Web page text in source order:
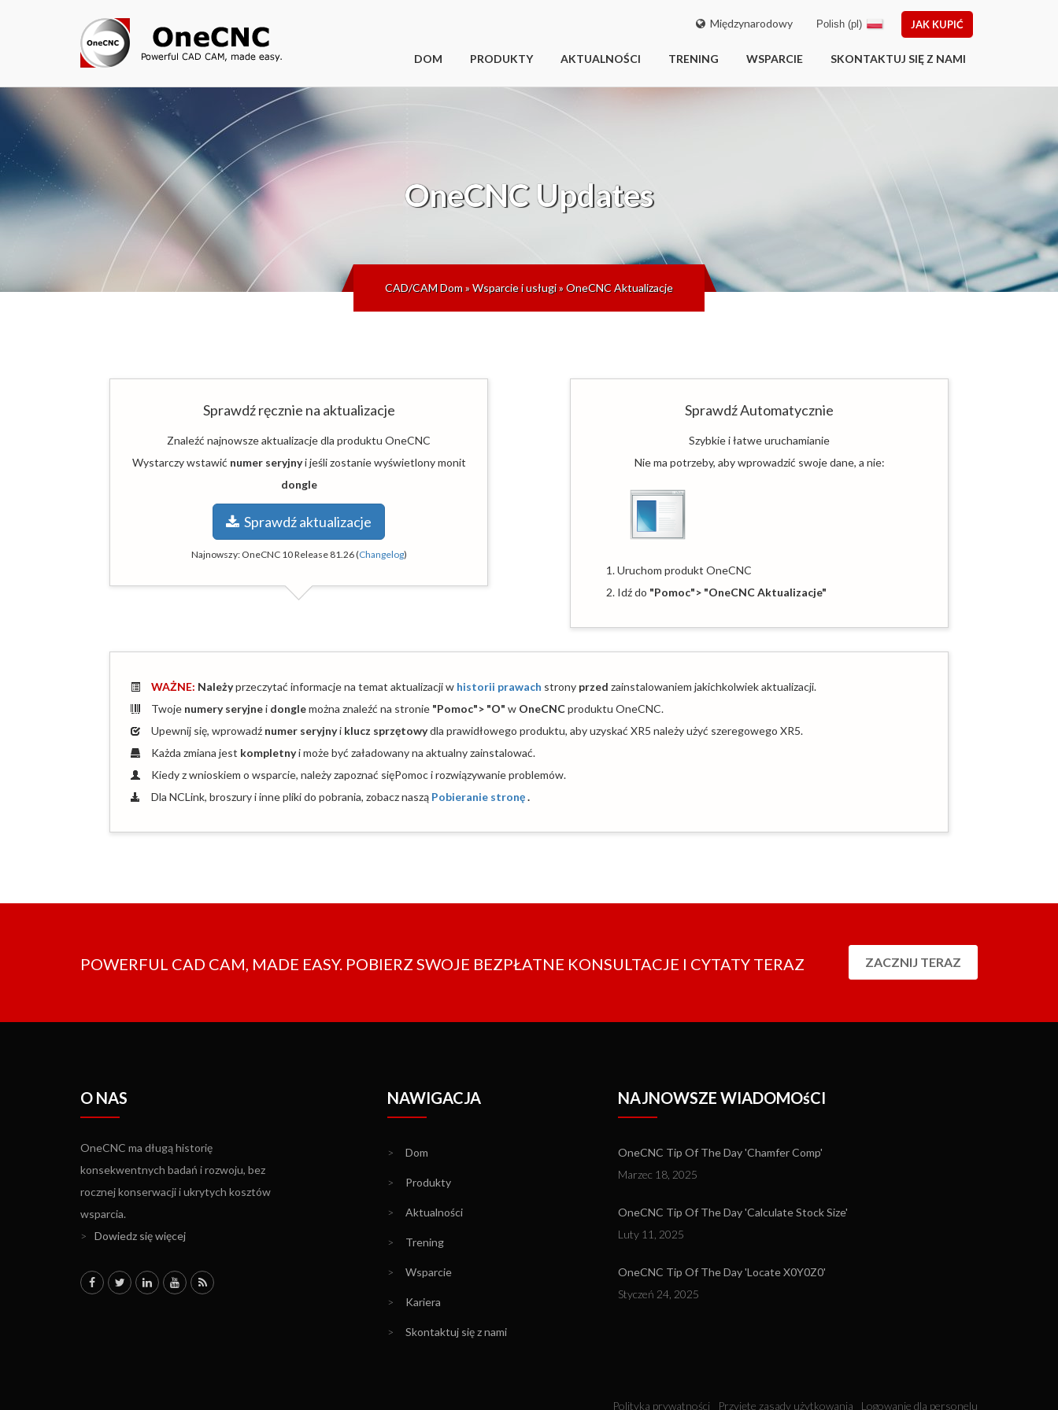
Międzynarodowy JAK KUPIĆ
Polish (pl)
DOM PRODUKTY AKTUALNOŚCI TRENING WSPARCIE SKONTAKTUJ SIĘ Z NAMI
OneCNC Updates
CAD/CAM Dom»Wsparcie i usługi»OneCNC Aktualizacje
Sprawdź Automatycznie
Szybkie i łatwe uruchamianie
Nie ma potrzeby, aby wprowadzić swoje dane, a nie:
1. Uruchom produkt OneCNC
2. Idź do "Pomoc"> "OneCNC Aktualizacje"
Sprawdź ręcznie na aktualizacje
Znaleźć najnowsze aktualizacje dla produktu OneCNC
Wystarczy wstawić numer seryjnyi jeśli zostanie wyświetlony monit
dongle
Sprawdź aktualizacje
Najnowszy: OneCNC 10 Release 81.26(Changelog)
WAŻNE: Należyprzeczytać informacje na temat aktualizacji w historii prawach strony przed zainstalowaniem jakichkolwiek aktualizacji.
Twoje numery seryjnei donglemożna znaleźć na stronie "Pomoc"> "O" w OneCNCproduktu OneCNC.
Upewnij się, wprowadź numer seryjnyi klucz sprzętowydla prawidłowego produktu, aby uzyskać XR5 należy użyć szeregowego XR5.
Każda zmiana jest kompletnyi może być załadowany na aktualny zainstalować.
Kiedy z wnioskiem o wsparcie, należy zapoznać sięPomoc i rozwiązywanie problemów.
Dla NCLink, broszury i inne pliki do pobrania, zobacz naszą Pobieranie stronę.
POWERFUL CAD CAM, MADE EASY. POBIERZ SWOJE BEZPŁATNE KONSULTACJE I CYTATY TERAZ ZACZNIJ TERAZ
O NAS
OneCNC ma długą historię
konsekwentnych badań i rozwoju, bez
rocznej konserwacji i ukrytych kosztów
wsparcia.
>
Dowiedz się więcej
NAWIGACJA
> Dom
> Produkty
> Aktualności
> Trening
> Wsparcie
> Kariera
> Skontaktuj się z nami
NAJNOWSZE WIADOMOśCI
OneCNC Tip Of The Day 'Chamfer Comp'
Marzec 18, 2025
OneCNC Tip Of The Day 'Calculate Stock Size'
Luty 11, 2025
OneCNC Tip Of The Day 'Locate X0Y0Z0'
Styczeń 24, 2025
Polityka prywatności Przyjęte zasady użytkowania Logowanie dla personelu